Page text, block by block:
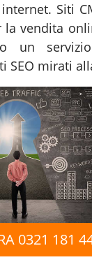
Siti
vendita
un
mirati
0321 181